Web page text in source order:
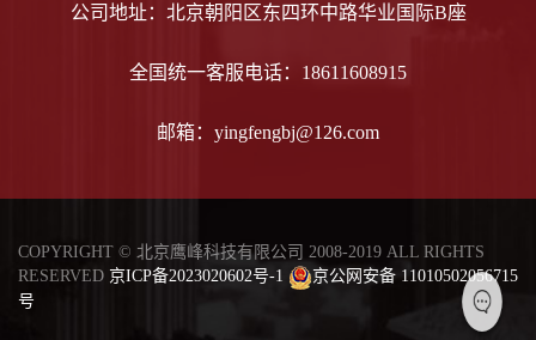
公司地址：北京朝阳区东四环中路华业国际B座
全国统一客服电话：18611608915
邮箱：yingfengbj@126.com
COPYRIGHT © 北京鹰峰科技有限公司 2008-2019 ALL RIGHTS
RESERVED 京ICP备2023020602号-1
京公网安备 11010502056715
号